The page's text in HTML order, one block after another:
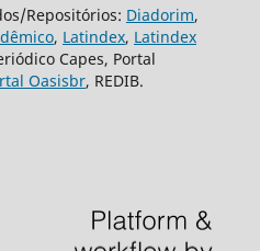
Repositórios: Diadorim,
, Latindex, Latindex
Capes, Portal
Oasisbr, REDIB.